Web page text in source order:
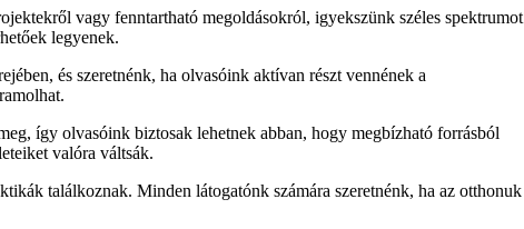
vagy fenntartható megoldásokról, igyekszünk széles spektrumot
legyenek.
és szeretnénk, ha olvasóink aktívan részt vennének a
így olvasóink biztosak lehetnek abban, hogy megbízható forrásból
valóra váltsák.
találkoznak. Minden látogatónk számára szeretnénk, ha az otthonuk